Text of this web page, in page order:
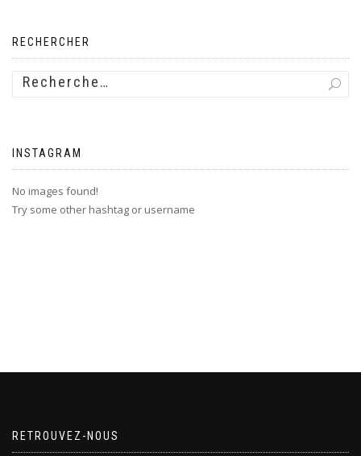
RECHERCHER
INSTAGRAM
No images found!
Try some other hashtag or username
RETROUVEZ-NOUS